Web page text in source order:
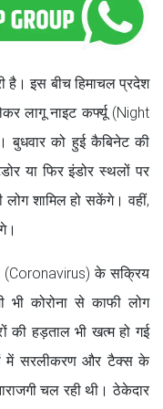
है। इस बीच हिमाचल प्रदेश
लागू नाइट कर्फ्यू (Night
बुधवार को हुई कैबिनेट की
या फिर इंडोर स्थलों पर
लोग शामिल हो सकेंगे। वहीं,
(Coronavirus) के सक्रिय
कोरोना से काफी लोग
की हड़ताल भी खत्म हो गई
में सरलीकरण और टैक्स के
चल रही थी। ठेकेदार